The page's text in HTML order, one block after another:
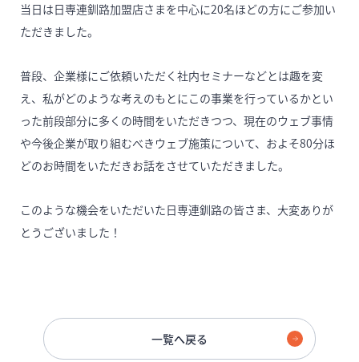
当日は日専連釧路加盟店さまを中心に20名ほどの方にご参加い
ただきました。
普段、企業様にご依頼いただく社内セミナーなどとは趣を変
え、私がどのような考えのもとにこの事業を行っているかとい
った前段部分に多くの時間をいただきつつ、現在のウェブ事情
や今後企業が取り組むべきウェブ施策について、およそ80分ほ
どのお時間をいただきお話をさせていただきました。
このような機会をいただいた日専連釧路の皆さま、大変ありが
とうございました！
一覧へ戻る